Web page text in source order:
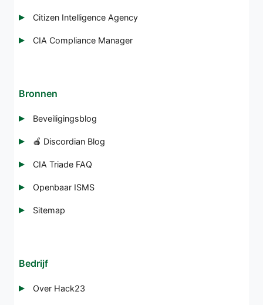
Citizen Intelligence Agency
CIA Compliance Manager
Bronnen
Beveiligingsblog
🍎 Discordian Blog
CIA Triade FAQ
Openbaar ISMS
Sitemap
Bedrijf
Over Hack23